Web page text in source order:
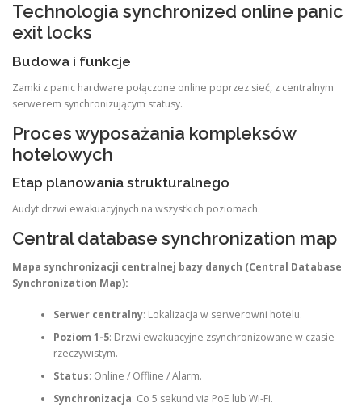
Technologia synchronized online panic
exit locks
Budowa i funkcje
Zamki z panic hardware połączone online poprzez sieć, z centralnym
serwerem synchronizującym statusy.
Proces wyposażania kompleksów
hotelowych
Etap planowania strukturalnego
Audyt drzwi ewakuacyjnych na wszystkich poziomach.
Central database synchronization map
Mapa synchronizacji centralnej bazy danych (Central Database
Synchronization Map):
Serwer centralny: Lokalizacja w serwerowni hotelu.
Poziom 1-5: Drzwi ewakuacyjne zsynchronizowane w czasie
rzeczywistym.
Status: Online / Offline / Alarm.
Synchronizacja: Co 5 sekund via PoE lub Wi-Fi.